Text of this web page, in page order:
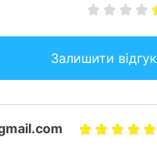
Залишити відгук